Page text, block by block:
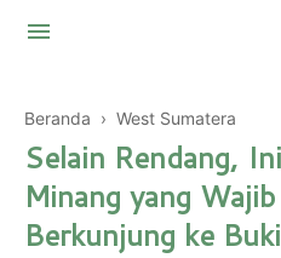
Touring Motor
Mountaineering
Malaysia
Beranda › West Sumatera
Selain Rendang,
Minang yang
Berkunjung ke